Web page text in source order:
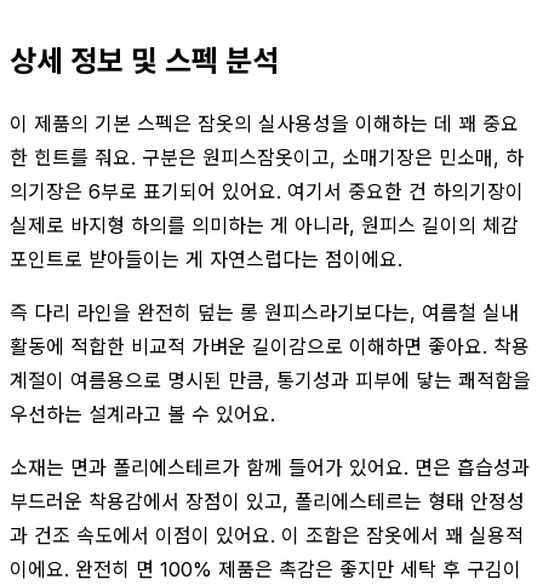
상세 정보 및 스펙 분석
이 제품의 기본 스펙은 잠옷의 실사용성을 이해하는 데 꽤 중요
한 힌트를 줘요. 구분은 원피스잠옷이고, 소매기장은 민소매, 하
의기장은 6부로 표기되어 있어요. 여기서 중요한 건 하의기장이
실제로 바지형 하의를 의미하는 게 아니라, 원피스 길이의 체감
포인트로 받아들이는 게 자연스럽다는 점이에요.
즉 다리 라인을 완전히 덮는 롱 원피스라기보다는, 여름철 실내
활동에 적합한 비교적 가벼운 길이감으로 이해하면 좋아요. 착용
계절이 여름용으로 명시된 만큼, 통기성과 피부에 닿는 쾌적함을
우선하는 설계라고 볼 수 있어요.
소재는 면과 폴리에스테르가 함께 들어가 있어요. 면은 흡습성과
부드러운 착용감에서 장점이 있고, 폴리에스테르는 형태 안정성
과 건조 속도에서 이점이 있어요. 이 조합은 잠옷에서 꽤 실용적
이에요. 완전히 면 100% 제품은 촉감은 좋지만 세탁 후 구김이